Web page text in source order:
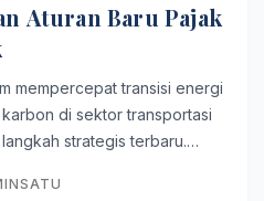
Aturan Baru Pajak
mempercepat transisi energi
di sektor transportasi
strategis terbaru.…